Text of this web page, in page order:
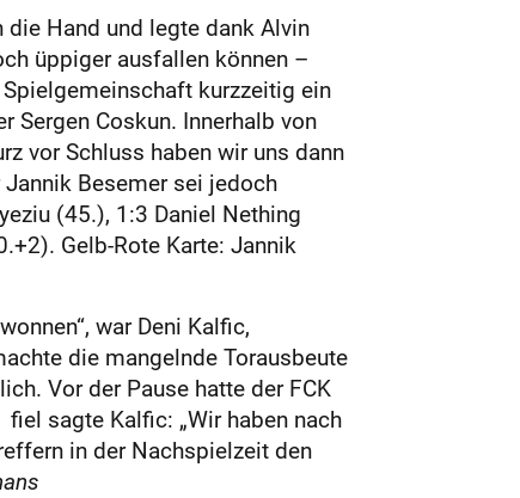
Hand und legte dank Alvin
üppiger ausfallen können –
kurzzeitig ein
Sergen Coskun. Innerhalb von
vor Schluss haben wir uns dann
Jannik Besemer sei jedoch
(45.), 1:3 Daniel Nething
Gelb-Rote Karte: Jannik
war Deni Kalfic,
die mangelnde Torausbeute
Vor der Pause hatte der FCK
sagte Kalfic: „Wir haben nach
in der Nachspielzeit den